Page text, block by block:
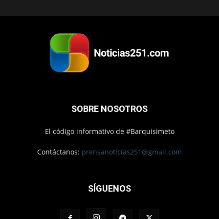
SOBRE NOSOTROS
El código informativo de #Barquisimeto
Contáctanos: prensanoticias251@gmail.com
SÍGUENOS